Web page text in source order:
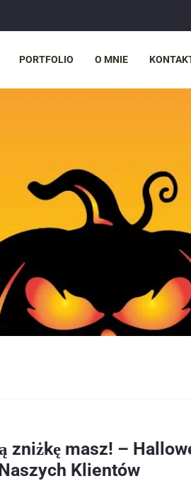
PORTFOLIO O MNIE
zniżkę masz! –
Klientów